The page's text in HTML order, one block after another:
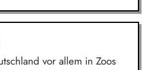
vor allem in Zoos